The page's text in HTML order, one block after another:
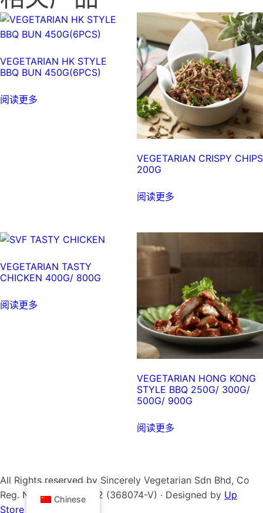
VEGETARIAN HK STYLE
BBQ BUN 450G(6PCS)
阅读更多
VEGETARIAN CRISPY CHIPS
200G
阅读更多
VEGETARIAN TASTY
CHICKEN 400G/ 800G
阅读更多
VEGETARIAN HONG KONG
STYLE BBQ 250G/ 300G/
500G/ 900G
阅读更多
All Rights reserved by Sincerely Vegetarian Sdn Bhd, Co
Reg. No.199501038872 (368074-V) · Designed by Up
Store
Chinese